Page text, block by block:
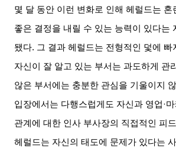
몇 달 동안 이런 변화로 인해 헤럴드는 혼
좋은 결정을 내릴 수 있는 능력이 있다는
됐다. 그 결과 헤럴드는 전형적인 덫에 빠
자신이 잘 알고 있는 부서는 과도하게 관
않은 부서에는 충분한 관심을 기울이지
입장에서는 다행스럽게도 자신과 영업·
관계에 대한 인사 부사장의 직접적인 피
헤럴드는 자신의 태도에 문제가 있다는